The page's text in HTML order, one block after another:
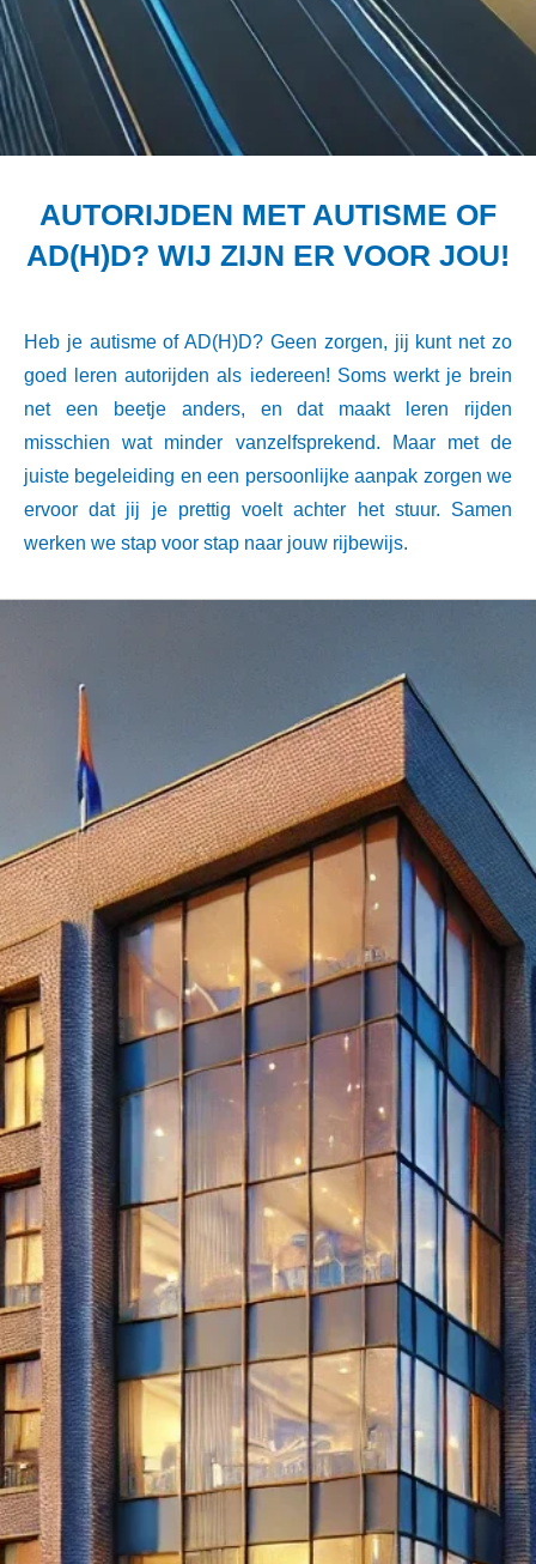
AUTORIJDEN MET AUTISME OF
AD(H)D? WIJ ZIJN ER VOOR JOU!
Heb je autisme of AD(H)D? Geen zorgen, jij kunt net zo
goed leren autorijden als iedereen! Soms werkt je brein
net een beetje anders, en dat maakt leren rijden
misschien wat minder vanzelfsprekend. Maar met de
juiste begeleiding en een persoonlijke aanpak zorgen we
ervoor dat jij je prettig voelt achter het stuur. Samen
werken we stap voor stap naar jouw rijbewijs.